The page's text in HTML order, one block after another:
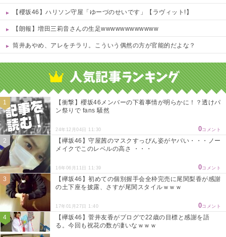
【櫻坂46】ハリソン守屋「ゆーづのせいです」【ラヴィット!】
【朗報】増田三莉音さんの生足wwwwwwwwwwww
筒井あやめ、アレをチラリ。こういう偶然の方が官能的だよな？
【衝撃】櫻坂46メンバーの下着事情が明らかに！？透けパ
ン祭りで fans 騒然
24年12月04日 11:30 0コメント
【欅坂46】守屋茜のマスクすっぴん姿がヤバい・・・ノー
メイクでこのレベルの高さ ・・・
16年06月11日 11:39 0コメント
【欅坂46】初めての個別握手会全枠完売に尾関梨香が感謝
の土下座を披露、さすが尾関スタイルｗｗｗ
17年01月27日 1:40 0コメント
【欅坂46】菅井友香がブログで22歳の目標と感謝を語
る。今回も祝花の数が凄いなｗｗｗ